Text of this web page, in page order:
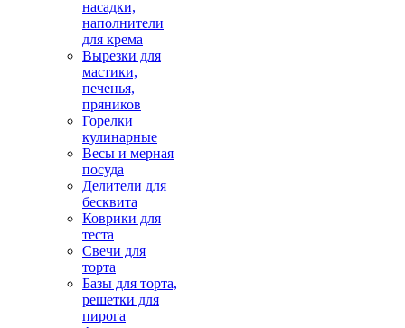
насадки,
наполнители
для крема
Вырезки для
мастики,
печенья,
пряников
Горелки
кулинарные
Весы и мерная
посуда
Делители для
бесквита
Коврики для
теста
Свечи для
торта
Базы для торта,
решетки для
пирога